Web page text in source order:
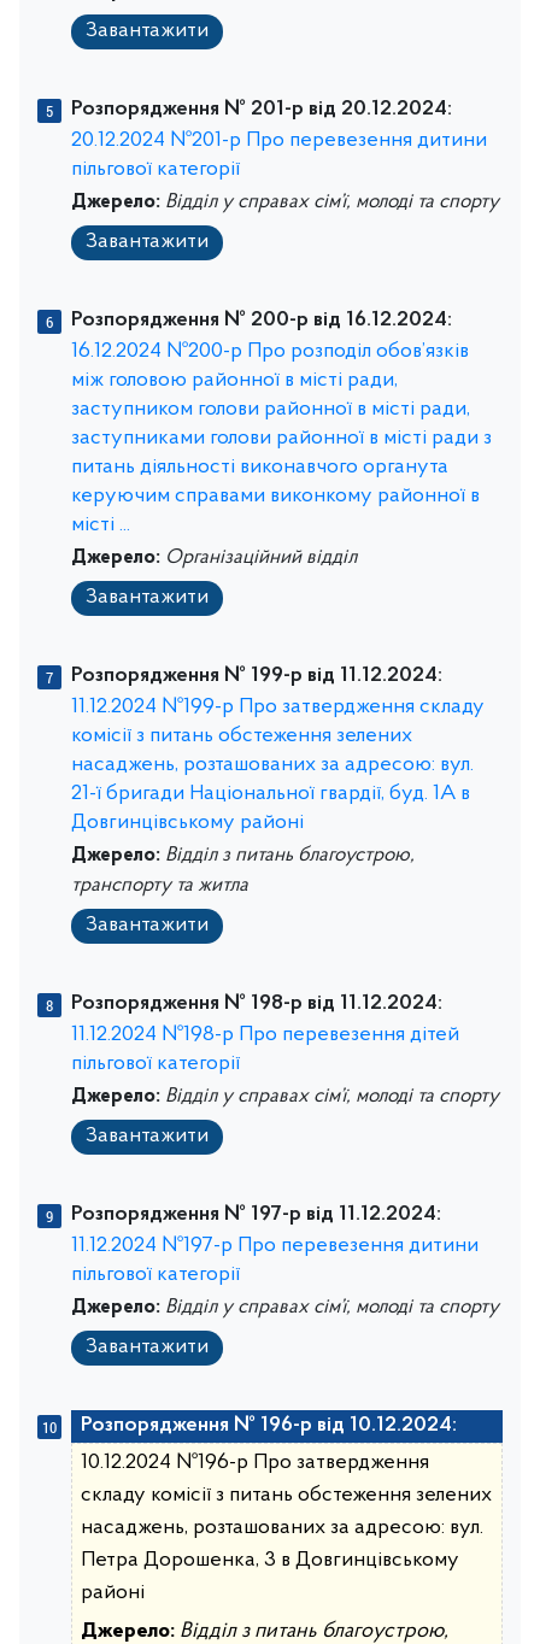
Завантажити
Розпорядження № 201-р від 20.12.2024:
20.12.2024 №201-р Про перевезення дитини
пільгової категорії
Джерело: Відділ у справах сім’ї, молоді та спорту
Завантажити
Розпорядження № 200-р від 16.12.2024:
16.12.2024 №200-р Про розподіл обов’язків
між головою районної в місті ради,
заступником голови районної в місті ради,
заступниками голови районної в місті ради з
питань діяльності виконавчого органута
керуючим справами виконкому районної в
місті ...
Джерело: Організаційний відділ
Завантажити
Розпорядження № 199-р від 11.12.2024:
11.12.2024 №199-р Про затвердження складу
комісії з питань обстеження зелених
насаджень, розташованих за адресою: вул.
21-ї бригади Національної гвардії, буд. 1А в
Довгинцівському районі
Джерело: Відділ з питань благоустрою,
транспорту та житла
Завантажити
Розпорядження № 198-р від 11.12.2024:
11.12.2024 №198-р Про перевезення дітей
пільгової категорії
Джерело: Відділ у справах сім’ї, молоді та спорту
Завантажити
Розпорядження № 197-р від 11.12.2024:
11.12.2024 №197-р Про перевезення дитини
пільгової категорії
Джерело: Відділ у справах сім’ї, молоді та спорту
Завантажити
Розпорядження № 196-р від 10.12.2024:
10.12.2024 №196-р Про затвердження
складу комісії з питань обстеження зелених
насаджень, розташованих за адресою: вул.
Петра Дорошенка, 3 в Довгинцівському
районі
Джерело: Відділ з питань благоустрою,